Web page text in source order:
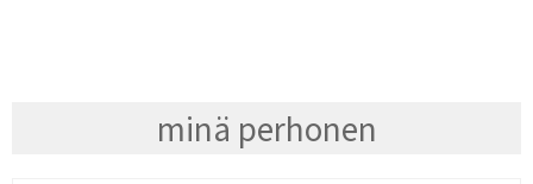
minä perhonen